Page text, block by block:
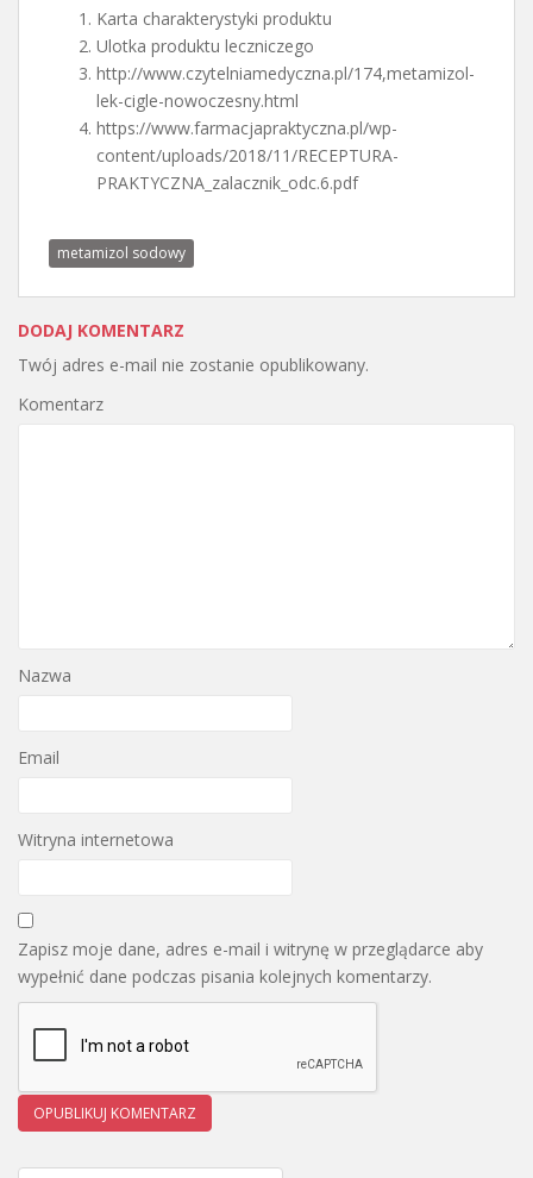
Karta charakterystyki produktu
Ulotka produktu leczniczego
http://www.czytelniamedyczna.pl/174,metamizol-
lek-cigle-nowoczesny.html
https://www.farmacjapraktyczna.pl/wp-
content/uploads/2018/11/RECEPTURA-
PRAKTYCZNA_zalacznik_odc.6.pdf
metamizol sodowy
DODAJ KOMENTARZ
Twój adres e-mail nie zostanie opublikowany.
Komentarz
Nazwa
Email
Witryna internetowa
Zapisz moje dane, adres e-mail i witrynę w przeglądarce aby
wypełnić dane podczas pisania kolejnych komentarzy.